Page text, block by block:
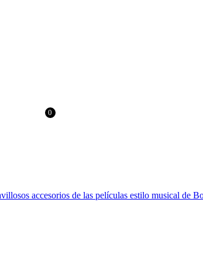
0
accesorios de las películas estilo musical de